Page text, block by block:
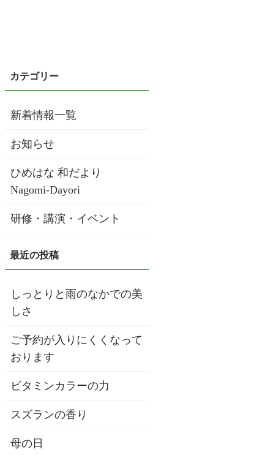
新着情報一覧
お知らせ
ひめはな 和だより
Nagomi-Dayori
研修・講演・イベント
しっとりと雨のなかでの美
しさ
ご予約が入りにくくなって
おります
ビタミンカラーの力
スズランの香り
母の日